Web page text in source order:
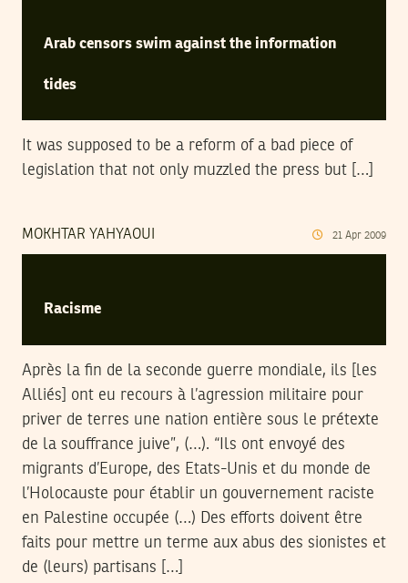
Arab censors swim against the information
tides
It was supposed to be a reform of a bad piece of
legislation that not only muzzled the press but […]
MOKHTAR YAHYAOUI 21 Apr 2009
Racisme
Après la fin de la seconde guerre mondiale, ils [les
Alliés] ont eu recours à l’agression militaire pour
priver de terres une nation entière sous le prétexte
de la souffrance juive”, (…). “Ils ont envoyé des
migrants d’Europe, des Etats-Unis et du monde de
l’Holocauste pour établir un gouvernement raciste
en Palestine occupée (…) Des efforts doivent être
faits pour mettre un terme aux abus des sionistes et
de (leurs) partisans […]